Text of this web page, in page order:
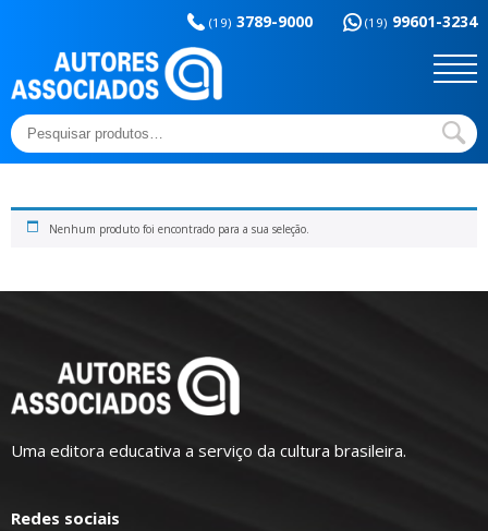
(19) 3789-9000 (19) 99601-3234
Pesquisar
por:
educação
Outros títulos
Sem categoria
Temas básicos
Nenhum produto foi encontrado para a sua seleção.
Uma editora educativa a serviço da cultura brasileira.
Redes sociais